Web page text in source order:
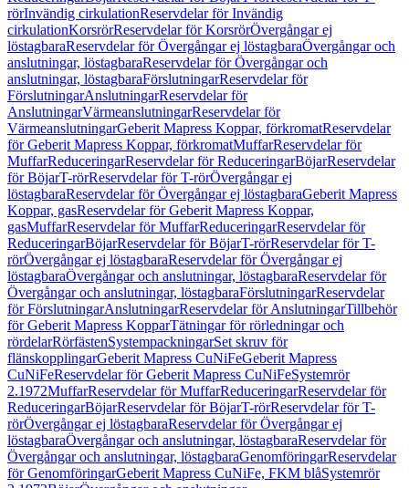
rörInvändig cirkulationReservdelar för Invändig
cirkulationKorsrörReservdelar för KorsrörÖvergångar ej
löstagbaraReservdelar för Övergångar ej löstagbaraÖvergångar och
anslutningar, löstagbaraReservdelar för Övergångar och
anslutningar, löstagbaraFörslutningarReservdelar för
FörslutningarAnslutningarReservdelar för
AnslutningarVärmeanslutningarReservdelar för
VärmeanslutningarGeberit Mapress Koppar, förkromatReservdelar
för Geberit Mapress Koppar, förkromatMuffarReservdelar för
MuffarReduceringarReservdelar för ReduceringarBöjarReservdelar
för BöjarT-rörReservdelar för T-rörÖvergångar ej
löstagbaraReservdelar för Övergångar ej löstagbaraGeberit Mapress
Koppar, gasReservdelar för Geberit Mapress Koppar,
gasMuffarReservdelar för MuffarReduceringarReservdelar för
ReduceringarBöjarReservdelar för BöjarT-rörReservdelar för T-
rörÖvergångar ej löstagbaraReservdelar för Övergångar ej
löstagbaraÖvergångar och anslutningar, löstagbaraReservdelar för
Övergångar och anslutningar, löstagbaraFörslutningarReservdelar
för FörslutningarAnslutningarReservdelar för AnslutningarTillbehör
för Geberit Mapress KopparTätningar för rörledningar och
rördelarRörfästenSystempackningarSet skruv för
flänskopplingarGeberit Mapress CuNiFeGeberit Mapress
CuNiFeReservdelar för Geberit Mapress CuNiFeSystemrör
2.1972MuffarReservdelar för MuffarReduceringarReservdelar för
ReduceringarBöjarReservdelar för BöjarT-rörReservdelar för T-
rörÖvergångar ej löstagbaraReservdelar för Övergångar ej
löstagbaraÖvergångar och anslutningar, löstagbaraReservdelar för
Övergångar och anslutningar, löstagbaraGenomföringarReservdelar
för GenomföringarGeberit Mapress CuNiFe, FKM blåSystemrör